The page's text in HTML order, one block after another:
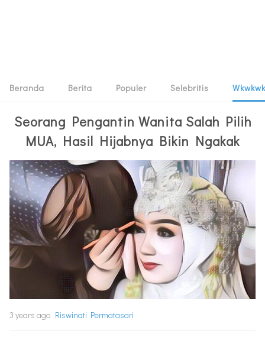
Beranda Berita Populer Selebritis Wkwkwk
Seorang Pengantin Wanita Salah Pilih
MUA, Hasil Hijabnya Bikin Ngakak
3 years ago Riswinati Permatasari